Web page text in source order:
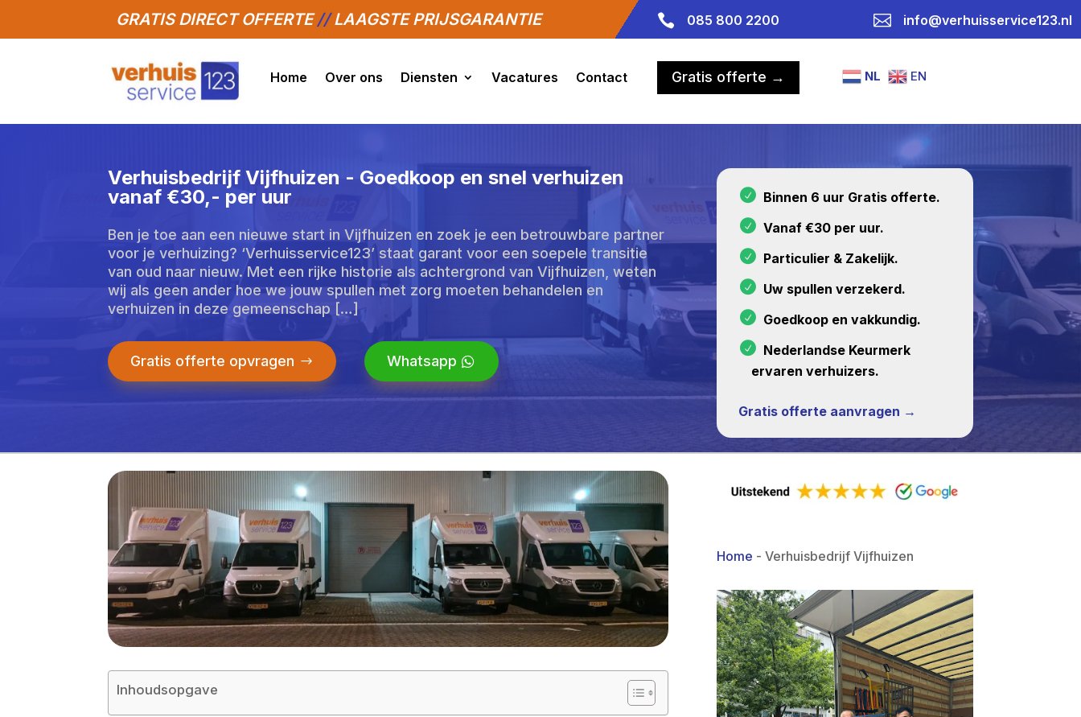
GRATIS DIRECT OFFERTE//LAAGSTE PRIJSGARANTIE  085 800 2200  info@verhuisservice123.nl
Home Over ons Diensten Vacatures Contact Gratis offerte → NL EN
Verhuisbedrijf Vijfhuizen - Goedkoop en snel verhuizen
vanaf €30,- per uur
Ben je toe aan een nieuwe start in Vijfhuizen en zoek je een betrouwbare partner
voor je verhuizing? ‘Verhuisservice123’ staat garant voor een soepele transitie
van oud naar nieuw. Met een rijke historie als achtergrond van Vijfhuizen, weten
wij als geen ander hoe we jouw spullen met zorg moeten behandelen en
verhuizen in deze gemeenschap […]
Gratis offerte opvragen Whatsapp
Binnen 6 uur Gratis offerte.
Vanaf €30 per uur.
Particulier & Zakelijk.
Uw spullen verzekerd.
Goedkoop en vakkundig.
Nederlandse Keurmerk
ervaren verhuizers.
Gratis offerte aanvragen →
Inhoudsopgave
Home - Verhuisbedrijf Vijfhuizen